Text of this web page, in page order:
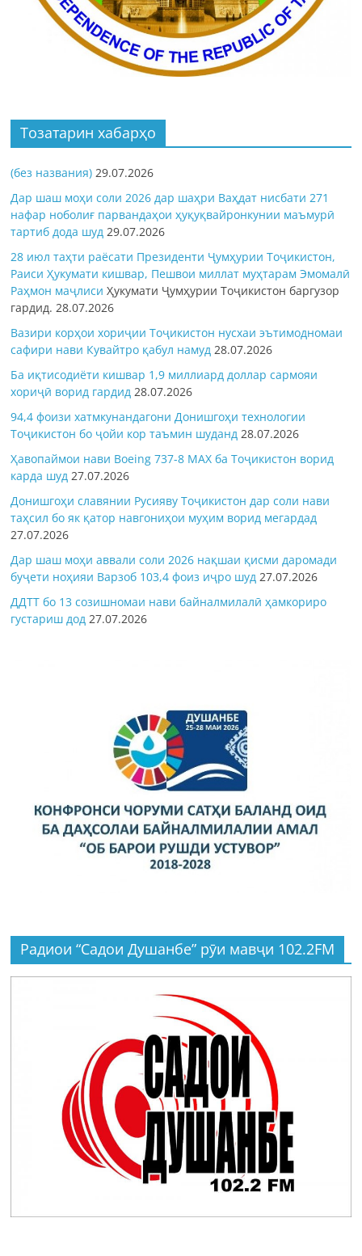
Тозатарин хабарҳо
(без названия) 29.07.2026
Дар шаш моҳи соли 2026 дар шаҳри Ваҳдат нисбати 271
нафар ноболиғ парвандаҳои ҳуқуқвайронкунии маъмурӣ
тартиб дода шуд 29.07.2026
28 июл таҳти раёсати Президенти Ҷумҳурии Тоҷикистон,
Раиси Ҳукумати кишвар, Пешвои миллат муҳтарам Эмомалӣ
Раҳмон маҷлисиҲукумати Ҷумҳурии Тоҷикистон баргузор
гардид.28.07.2026
Вазири корҳои хориҷии Тоҷикистон нусхаи эътимодномаи
сафири нави Кувайтро қабул намуд 28.07.2026
Ба иқтисодиёти кишвар 1,9 миллиард доллар сармояи
хориҷӣ ворид гардид 28.07.2026
94,4 фоизи хатмкунандагони Донишгоҳи технологии
Тоҷикистон бо ҷойи кор таъмин шуданд 28.07.2026
Ҳавопаймои нави Boeing 737-8 MAX ба Тоҷикистон ворид
карда шуд 27.07.2026
Донишгоҳи славянии Русияву Тоҷикистон дар соли нави
таҳсил бо як қатор навгониҳои муҳим ворид мегардад
27.07.2026
Дар шаш моҳи аввали соли 2026 нақшаи қисми даромади
буҷети ноҳияи Варзоб 103,4 фоиз иҷро шуд 27.07.2026
ДДТТ бо 13 созишномаи нави байналмилалӣ ҳамкориро
густариш дод 27.07.2026
Радиои “Садои Душанбе” рӯи мавҷи 102.2FM